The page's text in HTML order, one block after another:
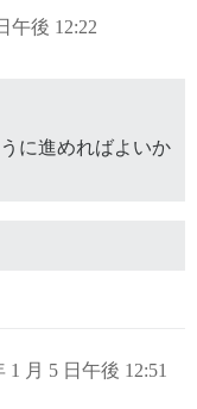
午後 12:22
に進めればよいか
1 月 5 日午後 12:51